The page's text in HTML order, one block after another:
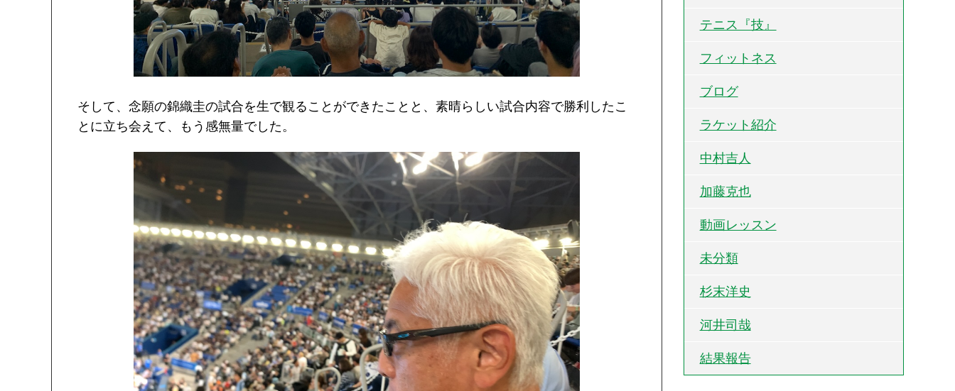
そして、念願の錦織圭の試合を生で観ることができたことと、素晴らしい試合内容で勝利したこ
とに立ち会えて、もう感無量でした。
テニス『技』
フィットネス
ブログ
ラケット紹介
中村吉人
加藤克也
動画レッスン
未分類
杉末洋史
河井司哉
結果報告